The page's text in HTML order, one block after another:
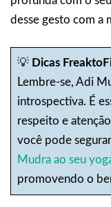
desse gesto com a
💡 Dicas
Lembre-se, Adi
introspectiva. É
respeito e
você pode
Mudra ao seu
promovendo o